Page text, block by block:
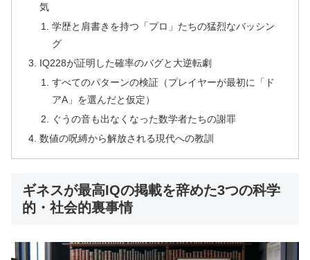
気
学歴と肩書きを持つ「プロ」たちの猛烈なバッシン
グ
IQ228が証明した確率のバグと大逆転劇
すべてのパターンの検証（プレイヤーが最初に「ド
アA」を選んだと仮定）
ぐうの音も出なくなった数学者たちの謝罪
数値の呪縛から解放される現代への教訓
ギネスが最高IQの掲載を辞めた3つの科学
的・社会的裏事情